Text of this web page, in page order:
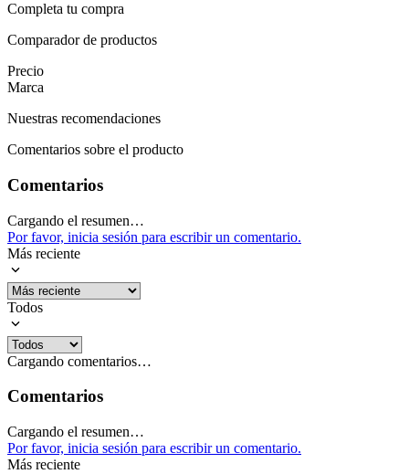
tránsito urbano y viajes por carretera, acompañando cada kilómetro
estética de la mayoría de vehículos, reforzando la confiabilidad del
conjunto. En condiciones cambiantes, ofrece una conducción estable
Completa tu compra
Comparador de productos
Precio
Marca
Nuestras recomendaciones
Comentarios sobre el producto
Comentarios
Cargando el resumen…
Por favor, inicia sesión para escribir un comentario.
Más reciente
Todos
Cargando comentarios…
Comentarios
Cargando el resumen…
Por favor, inicia sesión para escribir un comentario.
Más reciente